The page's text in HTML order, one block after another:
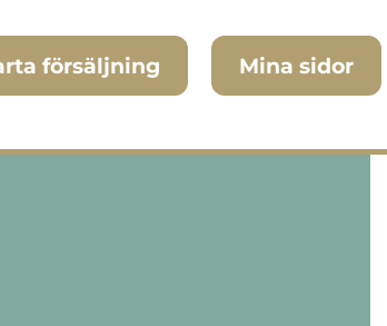
försäljning Mina sidor